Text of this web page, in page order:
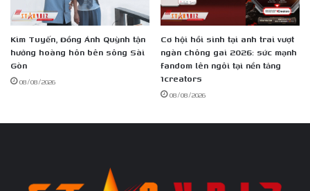
Kim Tuyến, Đồng Ánh Quỳnh tận
hưởng hoàng hôn bên sông Sài
Gòn
08/08/2026
Cơ hội hồi sinh tại anh trai vượt
ngàn chông gai 2026: sức mạnh
fandom lên ngôi tại nền tảng
1creators
08/08/2026